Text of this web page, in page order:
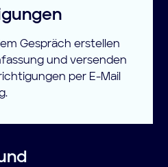
Gespräch erstellen
und versenden
per E-Mail